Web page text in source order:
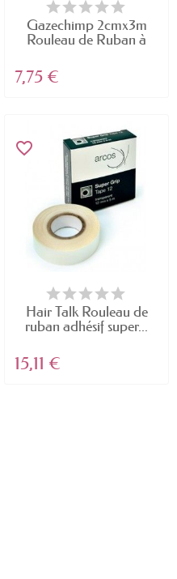
Gazechimp 2cmx3m
Rouleau de Ruban à
7,75 €
favorite_border
Hair Talk Rouleau de
ruban adhésif super...
15,11 €